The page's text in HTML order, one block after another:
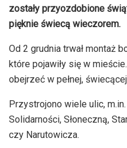
zostały przyozdobione
pięknie świecą wieczorem.
Od 2 grudnia trwał montaż
które pojawiły się w
obejrzeć w pełnej,
Przystrojono wiele ulic,
Solidarności, Słoneczną,
czy Narutowicza.